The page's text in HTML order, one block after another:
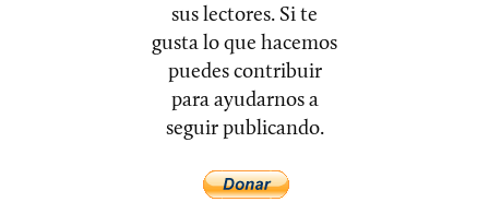
sus lectores. Si te
gusta lo que hacemos
puedes contribuir
para ayudarnos a
seguir publicando.